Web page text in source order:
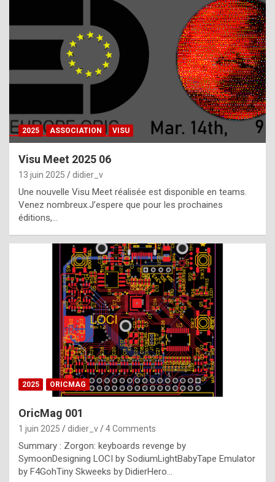
h
a
t
t
e
b
e
s
t
p
h
o
n
y
l
e
2025 ASSOCIATION VISU
Visu Meet 2025 06
13 juin 2025 didier_v
Une nouvelle Visu Meet réalisée est disponible en teams.
Venez nombreux.J’espere que pour les prochaines
éditions,…
2025 ORICMAG
OricMag 001
1 juin 2025 didier_v 4 Comments
Summary : Zorgon: keyboards revenge by
SymoonDesigning LOCI by SodiumLightBabyTape Emulator
by F4GohTiny Skweeks by DidierHero…